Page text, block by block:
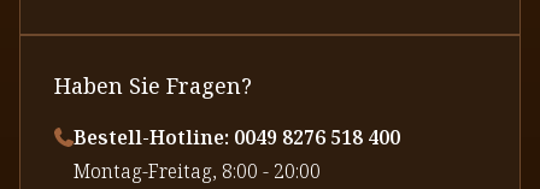
Haben Sie Fragen?
Bestell-Hotline: 0049 8276 518 400
⁠Montag-Freitag, 8:00 - 20:00